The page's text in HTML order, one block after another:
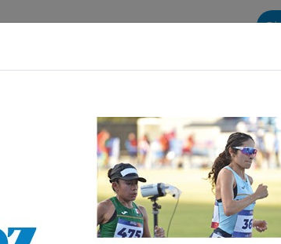
Xela Sports Contáctanos LA VOZ 25
Estafa Protección Infantil Incendios